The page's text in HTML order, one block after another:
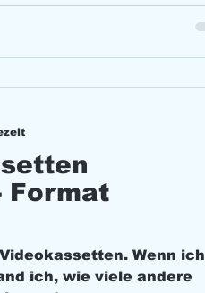
Format
Wenn ich
ich, wie viele andere